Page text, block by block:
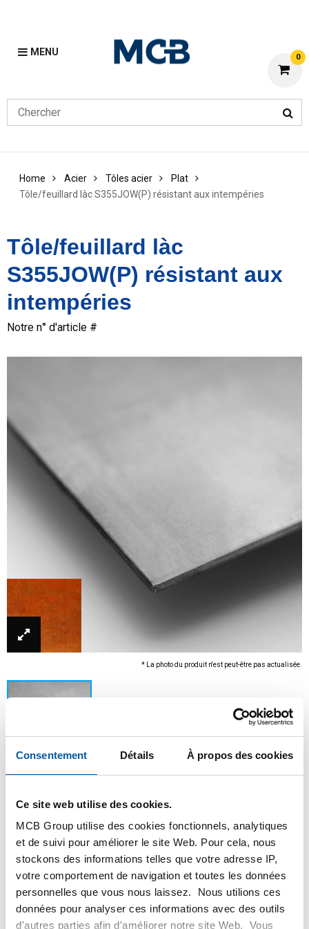
Consentement Détails À propos des cookies
Ce site web utilise des cookies.
MCB Group utilise des cookies fonctionnels, analytiques
et de suivi pour améliorer le site Web. Pour cela, nous
stockons des informations telles que votre adresse IP,
votre comportement de navigation et toutes les données
personnelles que vous nous laissez. Nous utilions ces
données pour analyser ces informations avec des outils
d'autres parties afin d'améliorer notre site Web. Vous
MENU 0
Home Acier Tôles acier
Plat
Tôle/feuillard làc S355JOW(P) résistant aux intempéries
Tôle/feuillard làc
S355JOW(P) résistant aux
intempéries
Notre n° d'article #
* La photo du produit n'est peut-être pas actualisée.
Ce produit ne peut être commandé en ligne, pour
plus d'information, veuillez contacter notre
service client.
Commandez avec vos propres numéros d’articles